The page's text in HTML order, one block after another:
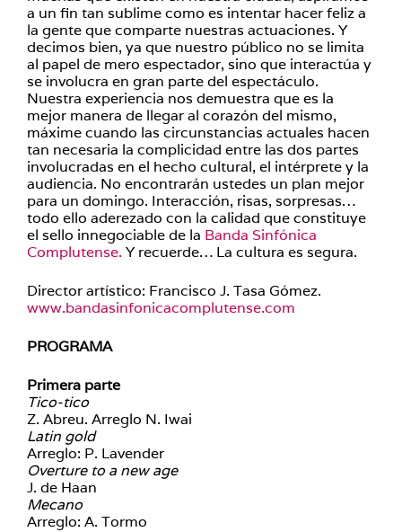
a un fin tan sublime como es intentar hacer feliz a
la gente que comparte nuestras actuaciones. Y
decimos bien, ya que nuestro público no se limita
al papel de mero espectador, sino que interactúa y
se involucra en gran parte del espectáculo.
Nuestra experiencia nos demuestra que es la
mejor manera de llegar al corazón del mismo,
máxime cuando las circunstancias actuales hacen
tan necesaria la complicidad entre las dos partes
involucradas en el hecho cultural, el intérprete y la
audiencia. No encontrarán ustedes un plan mejor
para un domingo. Interacción, risas, sorpresas…
todo ello aderezado con la calidad que constituye
el sello innegociable de la Banda Sinfónica
Complutense. Y recuerde… La cultura es segura.
Director artístico: Francisco J. Tasa Gómez.
www.bandasinfonicacomplutense.com
PROGRAMA
Primera parte
Tico-tico
Z. Abreu. Arreglo N. Iwai
Latin gold
Arreglo: P. Lavender
Overture to a new age
J. de Haan
Mecano
Arreglo: A. Tormo